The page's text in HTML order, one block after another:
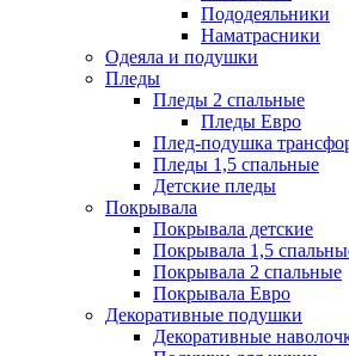
Пододеяльники
Наматрасники
Одеяла и подушки
Пледы
Пледы 2 спальные
Пледы Евро
Плед-подушка
Пледы 1,5 спальные
Детские пледы
Покрывала
Покрывала детские
Покрывала 1,5
Покрывала 2 спальные
Покрывала Евро
Декоративные подушки
Декоративные